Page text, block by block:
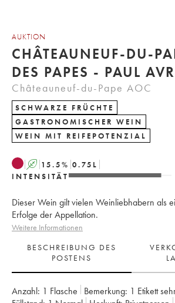
AUKTION
CHÂTEAUNEUF-DU-
DES PAPES - PAUL
Châteauneuf-du-Pape AOC
SCHWARZE FRÜCHTE
GASTRONOMISCHER WEIN
WEIN MIT REIFEPOTENZIAL
A 15.5% 0.75 L
INTENSITÄT
Dieser Wein gilt vielen Weinliebhabern als
Erfolge der Appellation.
Weitere Informationen
BESCHREIBUNG DES
POSTENS
Anzahl: 1 Flasche Bemerkung: 1 Etikett